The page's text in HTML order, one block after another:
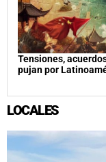
Tensiones,
pujan por
LOCALES